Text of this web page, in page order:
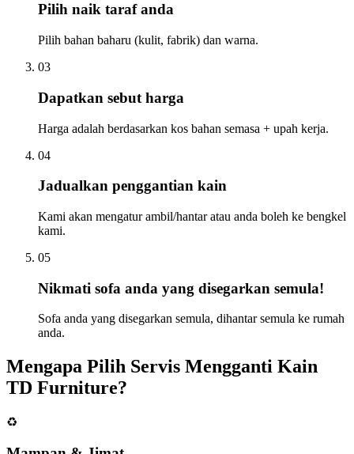
Pilih naik taraf anda
Pilih bahan baharu (kulit, fabrik) dan warna.
03
Dapatkan sebut harga
Harga adalah berdasarkan kos bahan semasa + upah kerja.
04
Jadualkan penggantian kain
Kami akan mengatur ambil/hantar atau anda boleh ke bengkel
kami.
05
Nikmati sofa anda yang disegarkan semula!
Sofa anda yang disegarkan semula, dihantar semula ke rumah
anda.
Mengapa Pilih Servis Mengganti Kain
TD Furniture?
♻️